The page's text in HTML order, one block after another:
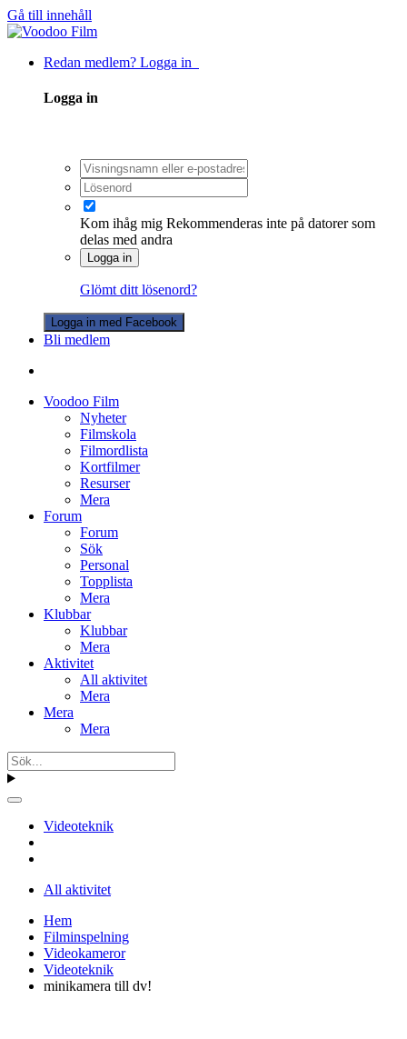
Gå till innehåll
Redan medlem? Logga in
Logga in
Kom ihåg mig Rekommenderas inte på datorer som
delas med andra
Logga in
Glömt ditt lösenord?
Logga in med Facebook
Bli medlem
Voodoo Film
Nyheter
Filmskola
Filmordlista
Kortfilmer
Resurser
Mera
Forum
Forum
Sök
Personal
Topplista
Mera
Klubbar
Klubbar
Mera
Aktivitet
All aktivitet
Mera
Mera
Mera
Videoteknik
All aktivitet
Hem
Filminspelning
Videokameror
Videoteknik
minikamera till dv!